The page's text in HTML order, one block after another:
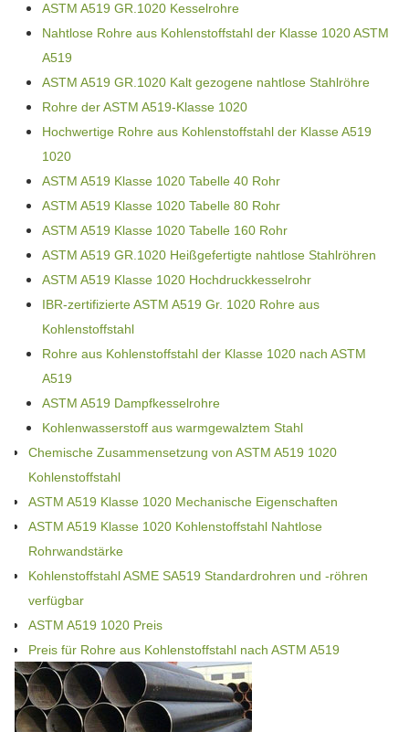
ASTM A519 GR.1020 Kesselrohre
Nahtlose Rohre aus Kohlenstoffstahl der Klasse 1020 ASTM
A519
ASTM A519 GR.1020 Kalt gezogene nahtlose Stahlröhre
Rohre der ASTM A519-Klasse 1020
Hochwertige Rohre aus Kohlenstoffstahl der Klasse A519
1020
ASTM A519 Klasse 1020 Tabelle 40 Rohr
ASTM A519 Klasse 1020 Tabelle 80 Rohr
ASTM A519 Klasse 1020 Tabelle 160 Rohr
ASTM A519 GR.1020 Heißgefertigte nahtlose Stahlröhren
ASTM A519 Klasse 1020 Hochdruckkesselrohr
IBR-zertifizierte ASTM A519 Gr. 1020 Rohre aus
Kohlenstoffstahl
Rohre aus Kohlenstoffstahl der Klasse 1020 nach ASTM
A519
ASTM A519 Dampfkesselrohre
Kohlenwasserstoff aus warmgewalztem Stahl
Chemische Zusammensetzung von ASTM A519 1020
Kohlenstoffstahl
ASTM A519 Klasse 1020 Mechanische Eigenschaften
ASTM A519 Klasse 1020 Kohlenstoffstahl Nahtlose
Rohrwandstärke
Kohlenstoffstahl ASME SA519 Standardrohren und -röhren
verfügbar
ASTM A519 1020 Preis
Preis für Rohre aus Kohlenstoffstahl nach ASTM A519